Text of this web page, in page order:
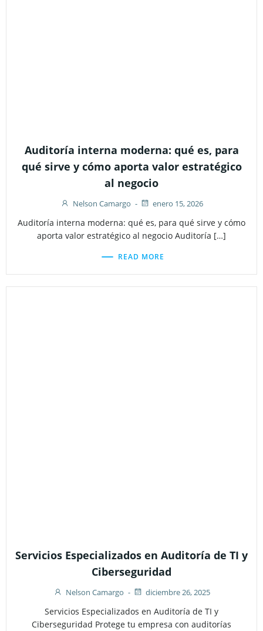
Auditoría interna moderna: qué es, para
qué sirve y cómo aporta valor estratégico
al negocio
Nelson Camargo - enero 15, 2026
Auditoría interna moderna: qué es, para qué sirve y cómo
aporta valor estratégico al negocio Auditoría […]
READ MORE
Servicios Especializados en Auditoría de TI y
Ciberseguridad
Nelson Camargo - diciembre 26, 2025
Servicios Especializados en Auditoría de TI y
Ciberseguridad Protege tu empresa con auditorías